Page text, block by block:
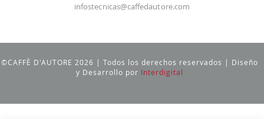
infostecnicas@caffedautore.com
©CAFFÈ D'AUTORE 2026 | Todos los derechos reservados | Diseño
y Desarrollo por Interdigital